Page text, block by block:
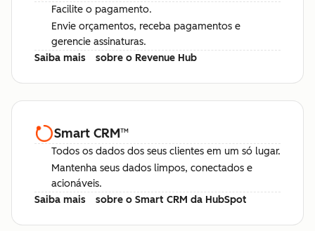
Facilite o pagamento.
Envie orçamentos, receba pagamentos e
gerencie assinaturas.
Saiba mais
sobre o Revenue Hub
Smart CRM™
Todos os dados dos seus clientes em um só lugar.
Mantenha seus dados limpos, conectados e
acionáveis.
Saiba mais
sobre o Smart CRM da HubSpot